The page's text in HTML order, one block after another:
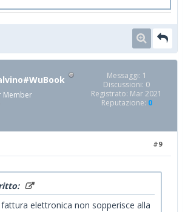
Member
Messaggi: 1
Discussioni: 0
Registrato: Mar 2021
Reputazione: 0
#9
elettronica non sopperisce alla